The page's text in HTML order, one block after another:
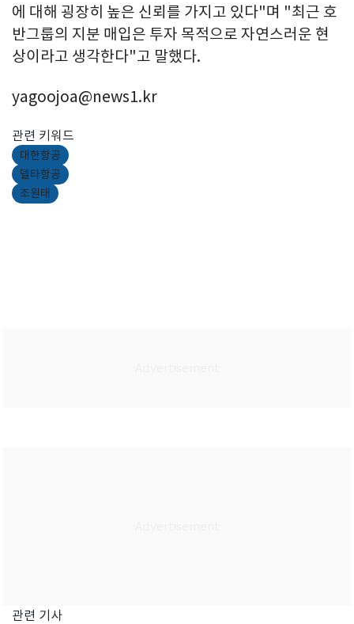
에 대해 굉장히 높은 신뢰를 가지고 있다"며 "최근 호
반그룹의 지분 매입은 투자 목적으로 자연스러운 현
상이라고 생각한다"고 말했다.
yagoojoa@news1.kr
관련 키워드
대한항공
델타항공
조원태
관련 기사